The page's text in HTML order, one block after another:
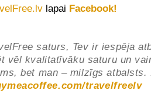
lapai Facebook!
saturs, Tev ir iespēja
vēl kvalitatīvāku saturu un
bet man – milzīgs atbalsts.
travelfreelv